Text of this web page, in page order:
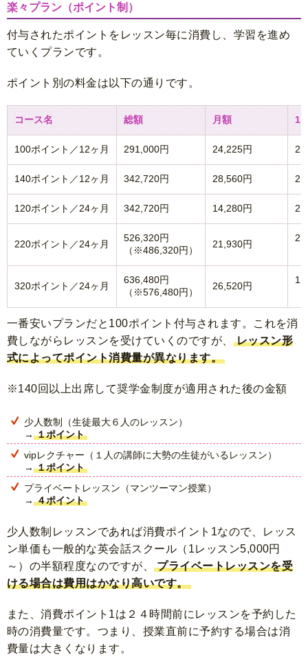
楽々プラン（ポイント制）
付与されたポイントをレッスン毎に消費し、学習を進め
ていくプランです。
ポイント別の料金は以下の通りです。
コース名 総額 月額 1
100ポイント／12ヶ月 291,000円 24,225円
140ポイント／12ヶ月 342,720円 28,560円
120ポイント／24ヶ月 342,720円 14,280円
220ポイント／24ヶ月
526,320円
（※486,320円）
21,930円
320ポイント／24ヶ月
636,480円
（※576,480円）
26,520円
一番安いプランだと100ポイント付与されます。これを消
費しながらレッスンを受けていくのですが、
レッスン形
式によってポイント消費量が異なります。
※140回以上出席して奨学金制度が適用された後の金額
少人数制（生徒最大６人のレッスン）
→ １ポイント
vipレクチャー（１人の講師に大勢の生徒がいるレッスン）
→ １ポイント
プライベートレッスン（マンツーマン授業）
→ ４ポイント
少人数制レッスンであれば消費ポイント1なので、レッス
ン単価も一般的な英会話スクール（1レッスン5,000円
～）の半額程度なのですが、 プライベートレッスンを受
ける場合は費用はかなり高いです。
また、消費ポイント1は２４時間前にレッスンを予約した
時の消費量です。つまり、授業直前に予約する場合は消
費量は大きくなります。